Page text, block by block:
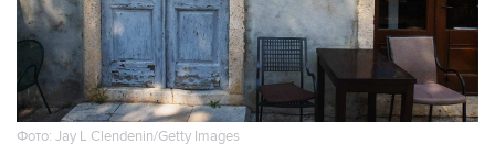
Фото: Jay L Clendenin/Getty Images
Москва. 7 августа. INTERFAX.RU - Посольство